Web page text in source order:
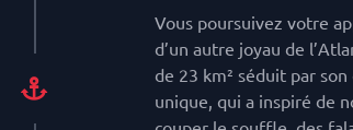
Vous poursuivez votre
d’un autre joyau de
de 23 km² séduit par
unique, qui a inspiré de